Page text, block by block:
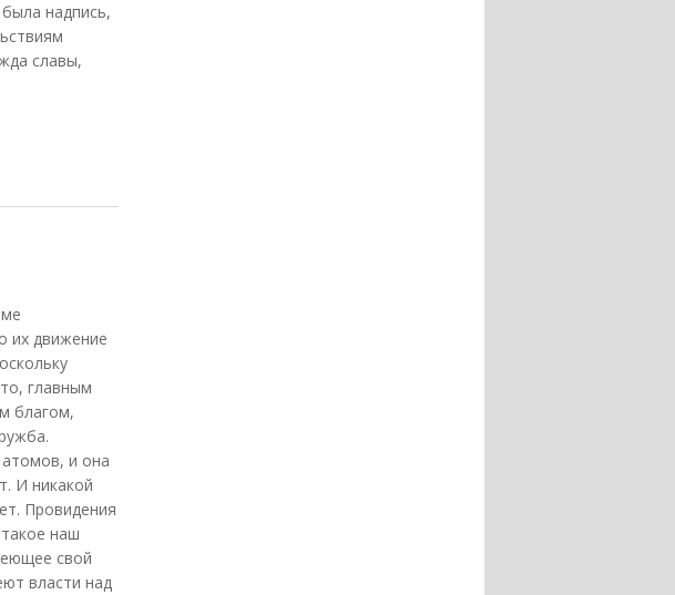
надпись,
славы,
их движение
главным
благом,
и она
И никакой
Провидения
наш
свой
власти над